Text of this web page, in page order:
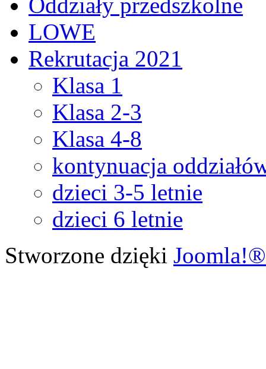
Oddziały przedszkolne
LOWE
Rekrutacja 2021
Klasa 1
Klasa 2-3
Klasa 4-8
kontynuacja
dzieci 3-5 letnie
dzieci 6 letnie
Stworzone dzięki Joomla!®